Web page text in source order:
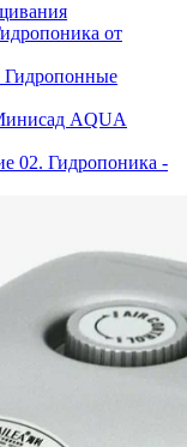
от
Гидропонные
AQUA
02. Гидропоника -